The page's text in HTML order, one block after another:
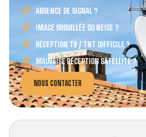
ABSENCE DE SIGNAL ?
IMAGE BROUILLÉE OU NEIGE ?
RÉCEPTION TV / TNT DIFFICILE ?
MAUVAISE RÉCEPTION SATELLITE ?
NOUS CONTACTER